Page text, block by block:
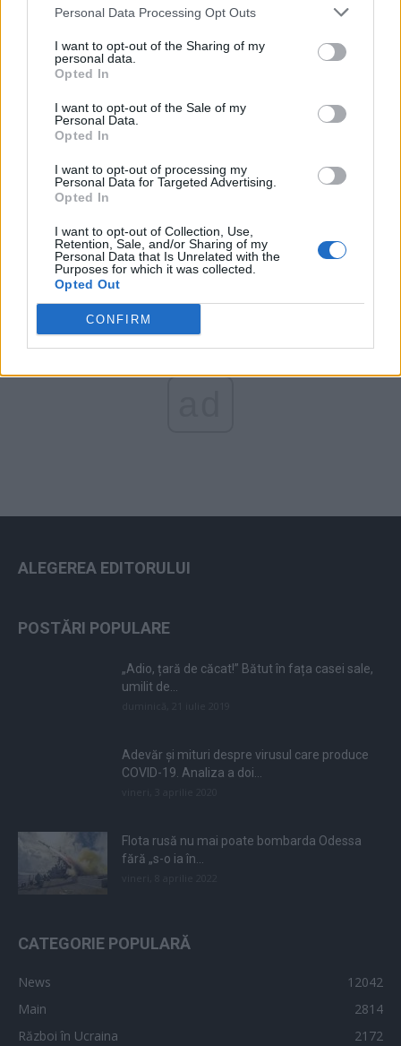
Personal Data Processing Opt Outs
I want to opt-out of the Sharing of my
personal data.
Opted In
I want to opt-out of the Sale of my
Personal Data.
Opted In
I want to opt-out of processing my
Personal Data for Targeted Advertising.
Opted In
I want to opt-out of Collection, Use,
Retention, Sale, and/or Sharing of my
Personal Data that Is Unrelated with the
Purposes for which it was collected.
Opted Out
CONFIRM
Partidul Patrioților (Surugiu)
FAR (Coarnă)
România pe Primul Loc (Ponta)
Arată rezultatele
Arhiva sondajelor
ALEGEREA EDITORULUI
POSTĂRI POPULARE
„Adio, țară de căcat!” Bătut în fața casei sale,
umilit de...
Adevăr și mituri despre virusul care produce
COVID-19. Analiza a doi...
Flota rusă nu mai poate bombarda Odessa
fără „s-o ia în...
CATEGORIE POPULARĂ
News
12042
Main
2814
Război în Ucraina
2172